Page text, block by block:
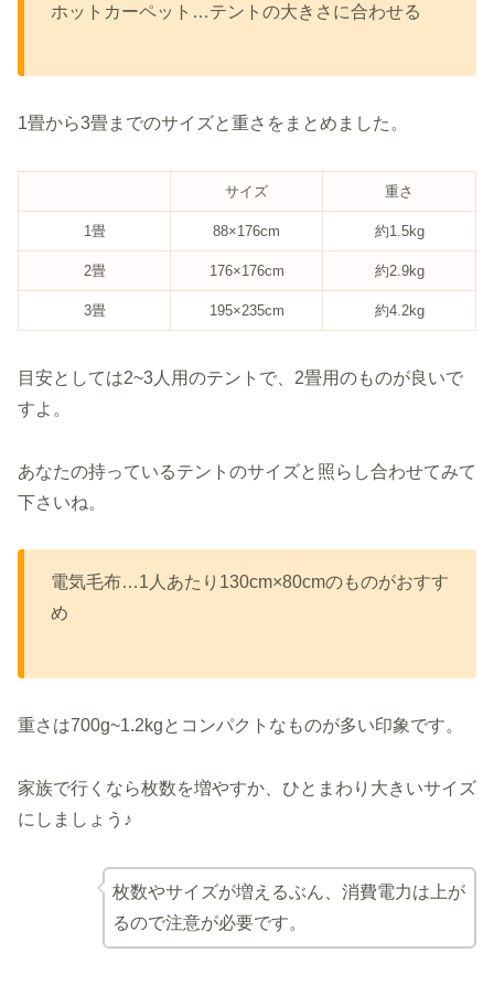
ホットカーペット…テントの大きさに合わせる
1畳から3畳までのサイズと重さをまとめました。
サイズ 重さ
1畳 88×176cm 約1.5kg
2畳 176×176cm 約2.9kg
3畳 195×235cm 約4.2kg
目安としては2~3人用のテントで、2畳用のものが良いで
すよ。
あなたの持っているテントのサイズと照らし合わせてみて
下さいね。
電気毛布…1人あたり130cm×80cmのものがおすす
め
重さは700g~1.2kgとコンパクトなものが多い印象です。
家族で行くなら枚数を増やすか、ひとまわり大きいサイズ
にしましょう♪
枚数やサイズが増えるぶん、消費電力は上が
るので注意が必要です。